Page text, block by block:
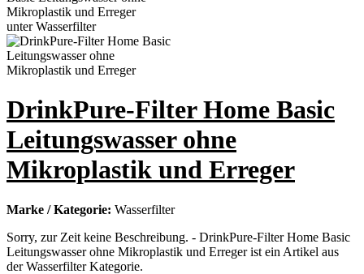
DrinkPure-Filter Home Basic
Leitungswasser ohne
Mikroplastik und Erreger
Marke / Kategorie: Wasserfilter
Sorry, zur Zeit keine Beschreibung. - DrinkPure-Filter Home Basic
Leitungswasser ohne Mikroplastik und Erreger ist ein Artikel aus
der Wasserfilter Kategorie.